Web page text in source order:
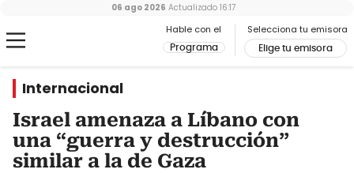
Hable con el
Programa
Selecciona tu emisora
Elige tu emisora
06 ago 2026 Actualizado 16:17
Internacional
Israel amenaza a Líbano con
una “guerra y destrucción”
similar a la de Gaza